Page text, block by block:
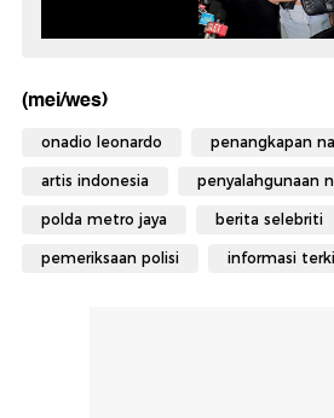
(mei/wes)
onadio leonardo penangkapan
artis indonesia penyalahgunaan
polda metro jaya berita selebriti
pemeriksaan polisi informasi